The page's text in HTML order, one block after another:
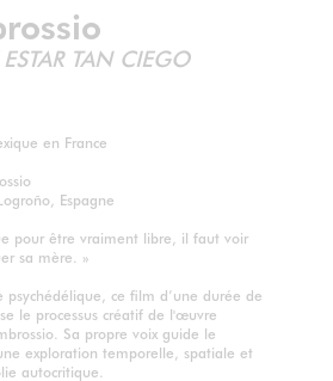
TAN CIEGO
en France
Espagne
pour être vraiment libre, il faut voir
sa mère. »
ce film d’une durée de
le processus créatif de l'œuvre
Sa propre voix guide le
exploration temporelle, spatiale et
autocritique.